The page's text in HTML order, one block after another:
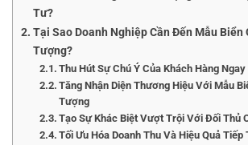
Tư?
Tại Sao Doanh Nghiệp Cần Đến Mẫu Biển
Tượng?
Thu Hút Sự Chú Ý Của Khách Hàng
Tăng Nhận Diện Thương Hiệu Với Mẫu
Tượng
Tạo Sự Khác Biệt Vượt Trội Với Đối Thủ
Tối Ưu Hóa Doanh Thu Và Hiệu Quả Tiếp